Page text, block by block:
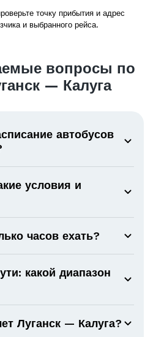
точку прибытия и адрес
и выбранного рейса.
вопросы по
— Калуга
автобусов
условия и
часов ехать?
какой диапазон
Луганск — Калуга?